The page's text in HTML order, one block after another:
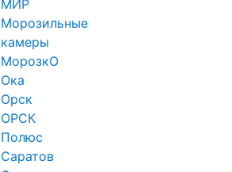
МИР
Морозильные
камеры
МорозкО
Ока
Орск
ОРСК
Полюс
Саратов